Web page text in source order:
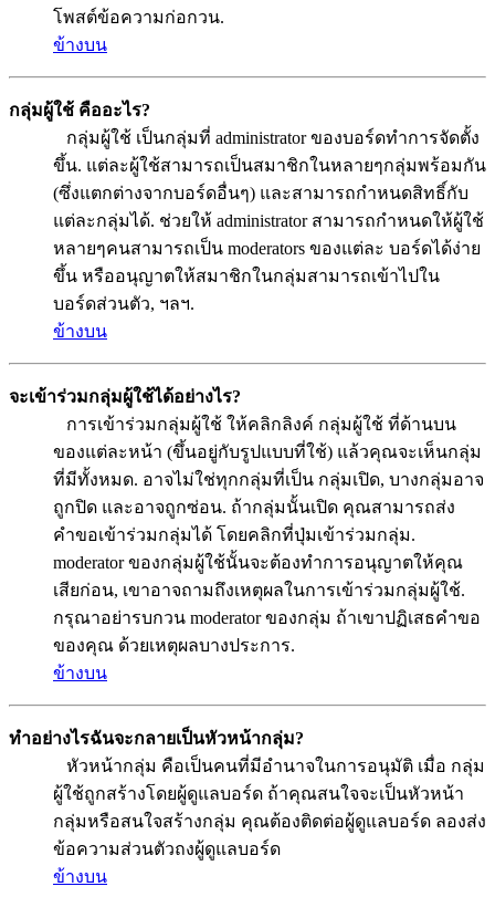
โพสต์ข้อความก่อกวน.
ข้างบน
กลุ่มผู้ใช้ คืออะไร?
กลุ่มผู้ใช้ เป็นกลุ่มที่ administrator ของบอร์ดทำการจัดตั้ง
ขึ้น. แต่ละผู้ใช้สามารถเป็นสมาชิกในหลายๆกลุ่มพร้อมกัน
(ซึ่งแตกต่างจากบอร์ดอื่นๆ) และสามารถกำหนดสิทธิ์กับ
แต่ละกลุ่มได้. ช่วยให้ administrator สามารถกำหนดให้ผู้ใช้
หลายๆคนสามารถเป็น moderators ของแต่ละ บอร์ดได้ง่าย
ขึ้น หรืออนุญาตให้สมาชิกในกลุ่มสามารถเข้าไปใน
บอร์ดส่วนตัว, ฯลฯ.
ข้างบน
จะเข้าร่วมกลุ่มผู้ใช้ได้อย่างไร?
การเข้าร่วมกลุ่มผู้ใช้ ให้คลิกลิงค์ กลุ่มผู้ใช้ ที่ด้านบน
ของแต่ละหน้า (ขึ้นอยู่กับรูปแบบที่ใช้) แล้วคุณจะเห็นกลุ่ม
ที่มีทั้งหมด. อาจไม่ใช่ทุกกลุ่มที่เป็น กลุ่มเปิด, บางกลุ่มอาจ
ถูกปิด และอาจถูกซ่อน. ถ้ากลุ่มนั้นเปิด คุณสามารถส่ง
คำขอเข้าร่วมกลุ่มได้ โดยคลิกที่ปุ่มเข้าร่วมกลุ่ม.
moderator ของกลุ่มผู้ใช้นั้นจะต้องทำการอนุญาตให้คุณ
เสียก่อน, เขาอาจถามถึงเหตุผลในการเข้าร่วมกลุ่มผู้ใช้.
กรุณาอย่ารบกวน moderator ของกลุ่ม ถ้าเขาปฏิเสธคำขอ
ของคุณ ด้วยเหตุผลบางประการ.
ข้างบน
ทำอย่างไรฉันจะกลายเป็นหัวหน้ากลุ่ม?
หัวหน้ากลุ่ม คือเป็นคนที่มีอำนาจในการอนุมัติ เมื่อ กลุ่ม
ผู้ใช้ถูกสร้างโดยผู้ดูแลบอร์ด ถ้าคุณสนใจจะเป็นหัวหน้า
กลุ่มหรือสนใจสร้างกลุ่ม คุณต้องติดต่อผู้ดูแลบอร์ด ลองส่ง
ข้อความส่วนตัวถงผู้ดูแลบอร์ด
ข้างบน